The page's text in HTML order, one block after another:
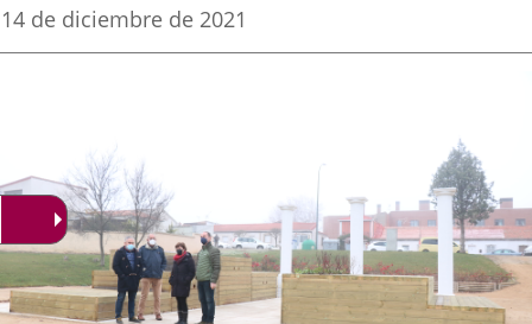
aplicaciónaplicación
Fecha
la
14 de diciembre de 2021